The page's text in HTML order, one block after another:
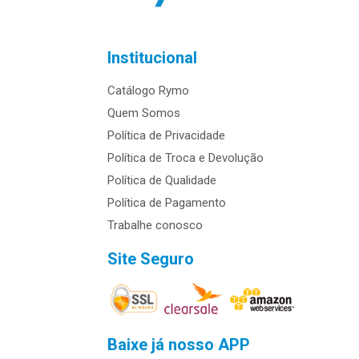
Institucional
Catálogo Rymo
Quem Somos
Política de Privacidade
Política de Troca e Devolução
Política de Qualidade
Política de Pagamento
Trabalhe conosco
Site Seguro
Baixe já nosso APP